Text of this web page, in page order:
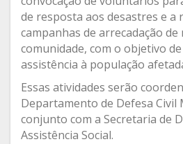
de resposta aos desastres e a
campanhas de arrecadação
comunidade, com o objetivo
assistência à população
Essas atividades serão
Departamento de Defesa Civil
conjunto com a Secretaria de
Assistência Social.